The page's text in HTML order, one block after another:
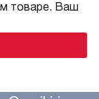
товаре. Ваш